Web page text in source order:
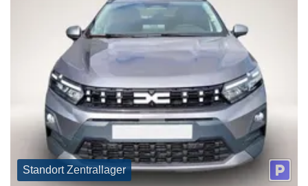
Standort Zentrallager